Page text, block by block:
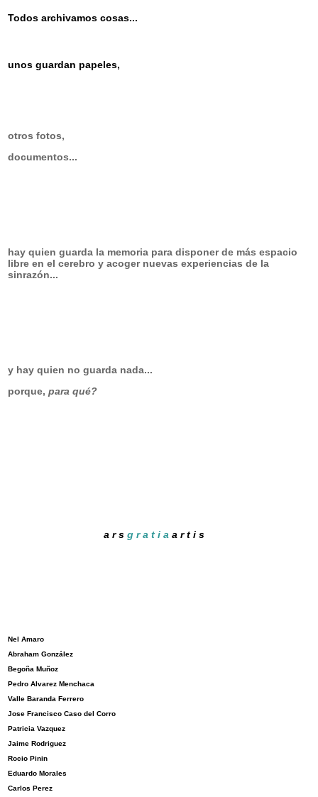
Todos archivamos cosas...
unos guardan papeles,
otros fotos,
documentos...
hay quien guarda la memoria para disponer de más espacio
libre en el cerebro y acoger nuevas experiencias de la
sinrazón...
y hay quien no guarda nada...
porque, para qué?
a r s g r a t i a a r t i s
Nel Amaro
Abraham González
Begoña Muñoz
Pedro Alvarez Menchaca
Valle Baranda Ferrero
Jose Francisco Caso del Corro
Patricia Vazquez
Jaime Rodriguez
Rocio Pinin
Eduardo Morales
Carlos Perez